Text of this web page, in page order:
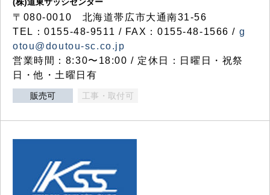
〒080-0010 北海道帯広市大通南31-56
TEL：0155-48-9511 / FAX：0155-48-1566 / g
otou@doutou-sc.co.jp
営業時間：8:30〜18:00 / 定休日：日曜日・祝祭
日・他・土曜日有
販売可 工事・取付可